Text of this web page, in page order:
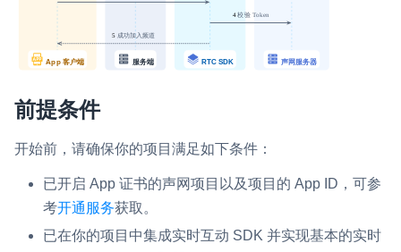
集中展示声网主要产品及服务的综合服务质量及可用性信息
对实时音频和视频画面进行风险识别，并联动回调和业务处置流
一站式实时互动模块的选型、购买、账号打通
SDK 拓展插件
前提条件
开始前，请确保你的项目满足如下条件：
已开启 App 证书的声网项目以及项目的 App ID，可参
考开通服务获取。
已在你的项目中集成实时互动 SDK 并实现基本的实时